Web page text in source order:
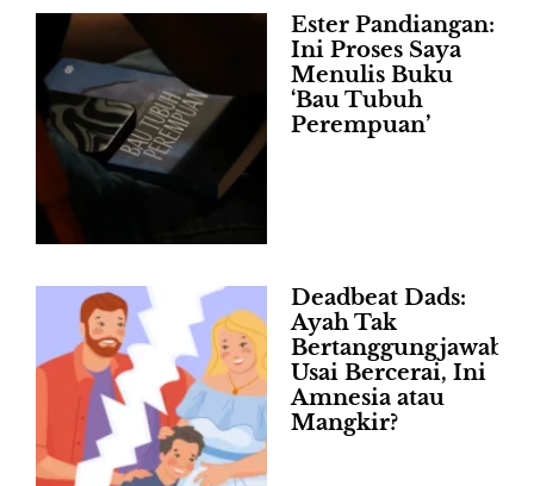
Ester Pandiangan:
Ini Proses Saya
Menulis Buku
‘Bau Tubuh
Perempuan’
Deadbeat Dads:
Ayah Tak
Bertanggungjawab
Usai Bercerai, Ini
Amnesia atau
Mangkir?